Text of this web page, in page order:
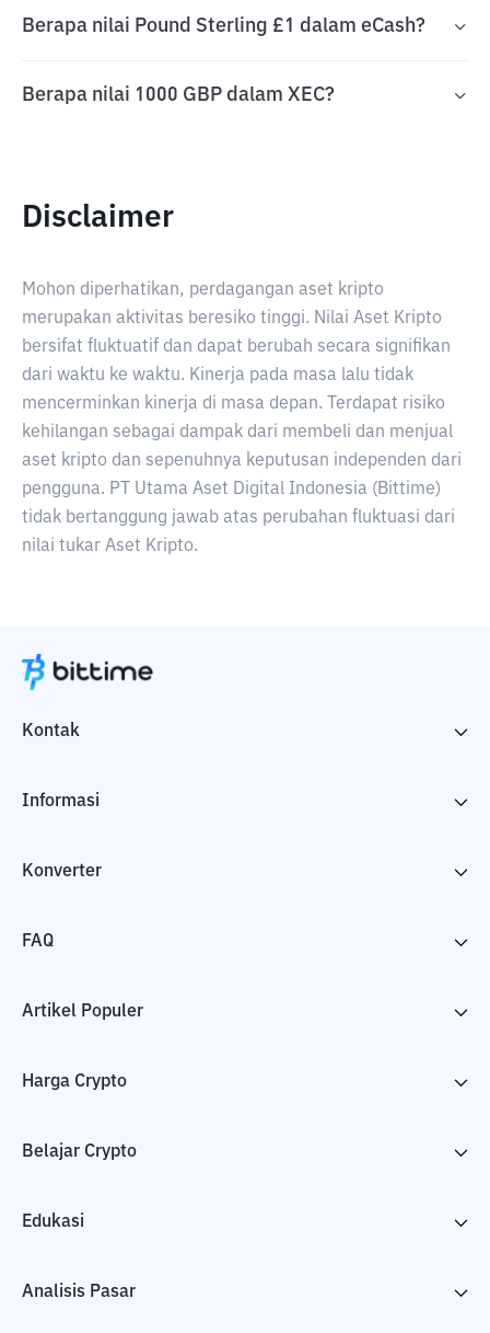
Berapa nilai Pound Sterling £1 dalam eCash?
Berapa nilai 1000 GBP dalam XEC?
Disclaimer
Mohon diperhatikan, perdagangan aset kripto
merupakan aktivitas beresiko tinggi. Nilai Aset Kripto
bersifat fluktuatif dan dapat berubah secara signifikan
dari waktu ke waktu. Kinerja pada masa lalu tidak
mencerminkan kinerja di masa depan. Terdapat risiko
kehilangan sebagai dampak dari membeli dan menjual
aset kripto dan sepenuhnya keputusan independen dari
pengguna. PT Utama Aset Digital Indonesia (Bittime)
tidak bertanggung jawab atas perubahan fluktuasi dari
nilai tukar Aset Kripto.
Kontak
Informasi
Konverter
FAQ
Artikel Populer
Harga Crypto
Belajar Crypto
Edukasi
Analisis Pasar